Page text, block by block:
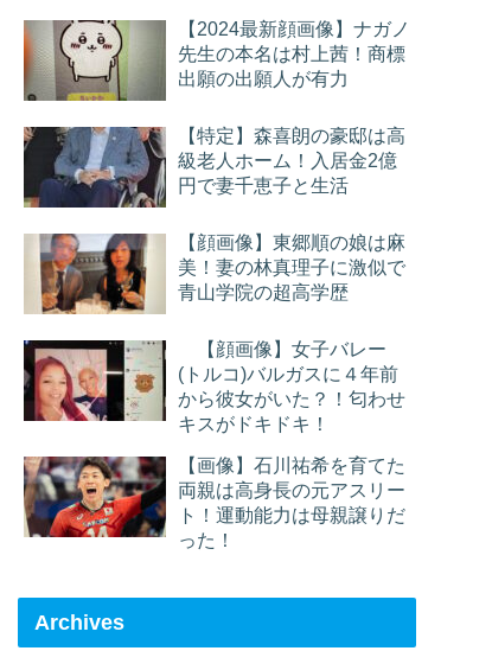
【2024最新顔画像】ナガノ
先生の本名は村上茜！商標
出願の出願人が有力
【特定】森喜朗の豪邸は高
級老人ホーム！入居金2億
円で妻千恵子と生活
【顔画像】東郷順の娘は麻
美！妻の林真理子に激似で
青山学院の超高学歴
【顔画像】女子バレー
(トルコ)バルガスに４年前
から彼女がいた？！匂わせ
キスがドキドキ！
【画像】石川祐希を育てた
両親は高身長の元アスリー
ト！運動能力は母親譲りだ
った！
Archives